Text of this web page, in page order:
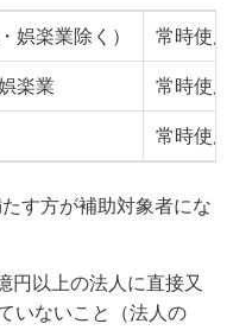
娯楽業除く） 常時使用
楽業 常時使用
常時使用
す方が補助対象者にな
円以上の法人に直接又
いないこと（法人の